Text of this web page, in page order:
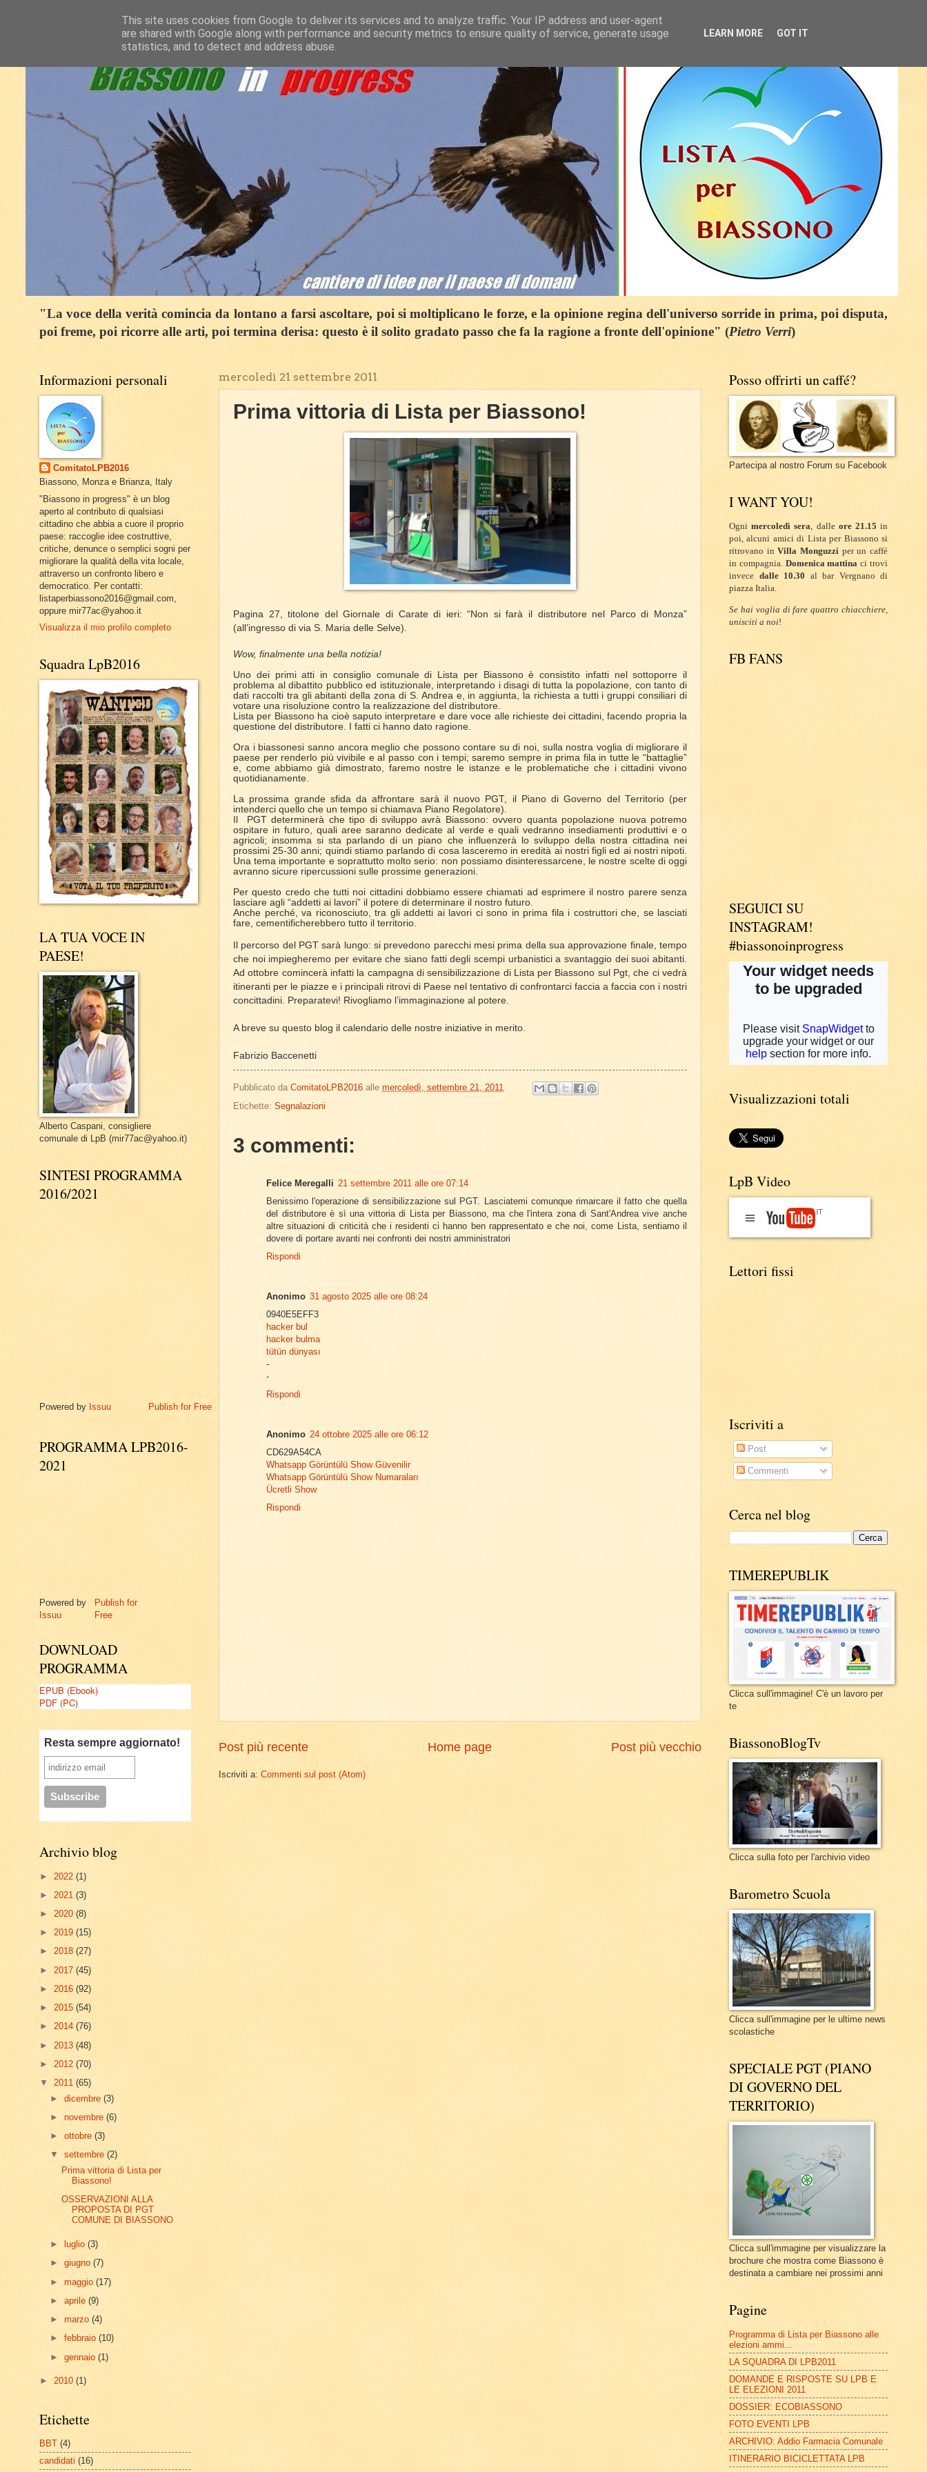
"La voce della verità comincia da lontano a farsi ascoltare, poi si moltiplicano le forze, e la opinione regina dell'universo sorride in prima, poi disputa,
poi freme, poi ricorre alle arti, poi termina derisa: questo è il solito gradato passo che fa la ragione a fronte dell'opinione" (Pietro Verri)
mercoledì 21 settembre 2011
Prima vittoria di Lista per Biassono!
Pagina 27, titolone del Giornale di Carate di ieri: “Non si farà il distributore nel Parco di Monza”
(all’ingresso di via S. Maria delle Selve).
Wow, finalmente una bella notizia!
Uno dei primi atti in consiglio comunale di Lista per Biassono è consistito infatti nel sottoporre il
problema al dibattito pubblico ed istituzionale, interpretando i disagi di tutta la popolazione, con tanto di
dati raccolti tra gli abitanti della zona di S. Andrea e, in aggiunta, la richiesta a tutti i gruppi consiliari di
votare una risoluzione contro la realizzazione del distributore.
Lista per Biassono ha cioè saputo interpretare e dare voce alle richieste dei cittadini, facendo propria la
questione del distributore. I fatti ci hanno dato ragione.
Ora i biassonesi sanno ancora meglio che possono contare su di noi, sulla nostra voglia di migliorare il
paese per renderlo più vivibile e al passo con i tempi; saremo sempre in prima fila in tutte le “battaglie”
e, come abbiamo già dimostrato, faremo nostre le istanze e le problematiche che i cittadini vivono
quotidianamente.
La prossima grande sfida da affrontare sarà il nuovo PGT, il Piano di Governo del Territorio (per
intenderci quello che un tempo si chiamava Piano Regolatore).
Il PGT determinerà che tipo di sviluppo avrà Biassono: ovvero quanta popolazione nuova potremo
ospitare in futuro, quali aree saranno dedicate al verde e quali vedranno insediamenti produttivi e o
agricoli; insomma si sta parlando di un piano che influenzerà lo sviluppo della nostra cittadina nei
prossimi 25-30 anni; quindi stiamo parlando di cosa lasceremo in eredità ai nostri figli ed ai nostri nipoti.
Una tema importante e soprattutto molto serio: non possiamo disinteressarcene, le nostre scelte di oggi
avranno sicure ripercussioni sulle prossime generazioni.
Per questo credo che tutti noi cittadini dobbiamo essere chiamati ad esprimere il nostro parere senza
lasciare agli “addetti ai lavori” il potere di determinare il nostro futuro.
Anche perché, va riconosciuto, tra gli addetti ai lavori ci sono in prima fila i costruttori che, se lasciati
fare, cementificherebbero tutto il territorio.
Il percorso del PGT sarà lungo: si prevedono parecchi mesi prima della sua approvazione finale, tempo
che noi impiegheremo per evitare che siano fatti degli scempi urbanistici a svantaggio dei suoi abitanti.
Ad ottobre comincerà infatti la campagna di sensibilizzazione di Lista per Biassono sul Pgt, che ci vedrà
itineranti per le piazze e i principali ritrovi di Paese nel tentativo di confrontarci faccia a faccia con i nostri
concittadini. Preparatevi! Rivogliamo l’immaginazione al potere.
A breve su questo blog il calendario delle nostre iniziative in merito.
Fabrizio Baccenetti
Pubblicato da ComitatoLPB2016 alle mercoledì, settembre 21, 2011
Etichette: Segnalazioni
3 commenti:
Felice Meregalli 21 settembre 2011 alle ore 07:14
Benissimo l'operazione di sensibilizzazione sul PGT. Lasciatemi comunque rimarcare il fatto che quella
del distributore è sì una vittoria di Lista per Biassono, ma che l'intera zona di Sant'Andrea vive anche
altre situazioni di criticità che i residenti ci hanno ben rappresentato e che noi, come Lista, sentiamo il
dovere di portare avanti nei confronti dei nostri amministratori
Rispondi
Anonimo 31 agosto 2025 alle ore 08:24
0940E5EFF3
hacker bul
hacker bulma
tütün dünyası
-
-
Rispondi
Anonimo 24 ottobre 2025 alle ore 06:12
CD629A54CA
Whatsapp Görüntülü Show Güvenilir
Whatsapp Görüntülü Show Numaraları
Ücretli Show
Rispondi
Post più recente Post più vecchio
Home page
Iscriviti a: Commenti sul post (Atom)
Informazioni personali
ComitatoLPB2016
Biassono, Monza e Brianza, Italy
"Biassono in progress" è un blog
aperto al contributo di qualsiasi
cittadino che abbia a cuore il proprio
paese: raccoglie idee costruttive,
critiche, denunce o semplici sogni per
migliorare la qualità della vita locale,
attraverso un confronto libero e
democratico. Per contatti:
listaperbiassono2016@gmail.com,
oppure mir77ac@yahoo.it
Visualizza il mio profilo completo
Squadra LpB2016
LA TUA VOCE IN
PAESE!
Alberto Caspani, consigliere
comunale di LpB (mir77ac@yahoo.it)
SINTESI PROGRAMMA
2016/2021
Powered by Issuu Publish for Free
PROGRAMMA LPB2016-
2021
Powered by
Issuu
Publish for
Free
DOWNLOAD
PROGRAMMA
EPUB (Ebook)
PDF (PC)
Resta sempre aggiornato!
Archivio blog
► 2022 (1)
► 2021 (3)
► 2020 (8)
► 2019 (15)
► 2018 (27)
► 2017 (45)
► 2016 (92)
► 2015 (54)
► 2014 (76)
► 2013 (48)
► 2012 (70)
▼ 2011 (65)
►dicembre(3)
►novembre(6)
►ottobre(3)
▼settembre(2)
Prima vittoria di Lista per
Biassono!
OSSERVAZIONI ALLA
PROPOSTA DI PGT
COMUNE DI BIASSONO
► luglio(3)
►giugno(7)
►maggio(17)
►aprile(9)
►marzo(4)
►febbraio(10)
►gennaio(1)
► 2010 (1)
Etichette
BBT (4)
candidati (16)
Posso offrirti un caffé?
Partecipa al nostro Forum su Facebook
I WANT YOU!
Ognimercoledì sera , dalle ore 21.15 in
poi, alcuni amici di Lista per Biassono si
ritrovano inVilla Monguzzi per un caffé
in compagnia. Domenica mattina ci trovi
invece dalle 10.30 al bar Vergnano di
piazza Italia.
Se hai voglia di fare quattro chiacchiere,
unisciti a noi!
FB FANS
SEGUICI SU
INSTAGRAM!
#biassonoinprogress
Visualizzazioni totali
LpB Video
Lettori fissi
Iscriviti a
Post
Commenti
Cerca nel blog
TIMEREPUBLIK
Clicca sull'immagine! C'è un lavoro per
te
BiassonoBlogTv
Clicca sulla foto per l'archivio video
Barometro Scuola
Clicca sull'immagine per le ultime news
scolastiche
SPECIALE PGT (PIANO
DI GOVERNO DEL
TERRITORIO)
Clicca sull'immagine per visualizzare la
brochure che mostra come Biassono è
destinata a cambiare nei prossimi anni
Pagine
Programma di Lista per Biassono alle
elezioni ammi...
LA SQUADRA DI LPB2011
DOMANDE E RISPOSTE SU LPB E
LE ELEZIONI 2011
DOSSIER: ECOBIASSONO
FOTO EVENTI LPB
ARCHIVIO: Addio Farmacia Comunale
ITINERARIO BICICLETTATA LPB
This site uses cookies from Google to deliver its services and to analyze traffic. Your IP address and user-agent
are shared with Google along with performance and security metrics to ensure quality of service, generate usage
statistics, and to detect and address abuse.
LEARN MORE GOT IT